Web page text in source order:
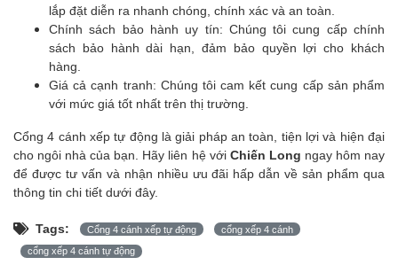
lắp đặt diễn ra nhanh chóng, chính xác và an toàn.
Chính sách bảo hành uy tín: Chúng tôi cung cấp chính
sách bảo hành dài hạn, đảm bảo quyền lợi cho khách
hàng.
Giá cả cạnh tranh: Chúng tôi cam kết cung cấp sản phẩm
với mức giá tốt nhất trên thị trường.
Cổng 4 cánh xếp tự động là giải pháp an toàn, tiện lợi và hiện đại
cho ngôi nhà của bạn. Hãy liên hệ với Chiến Long ngay hôm nay
để được tư vấn và nhận nhiều ưu đãi hấp dẫn về sản phẩm qua
thông tin chi tiết dưới đây.
Tags: Cổng 4 cánh xếp tự động cổng xếp 4 cánh
cổng xếp 4 cánh tự động